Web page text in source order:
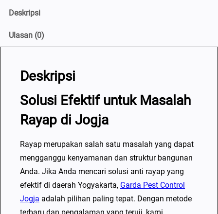
Deskripsi
Ulasan (0)
Deskripsi
Solusi Efektif untuk Masalah
Rayap di Jogja
Rayap merupakan salah satu masalah yang dapat
mengganggu kenyamanan dan struktur bangunan
Anda. Jika Anda mencari solusi anti rayap yang
efektif di daerah Yogyakarta, Garda Pest Control
Jogja adalah pilihan paling tepat. Dengan metode